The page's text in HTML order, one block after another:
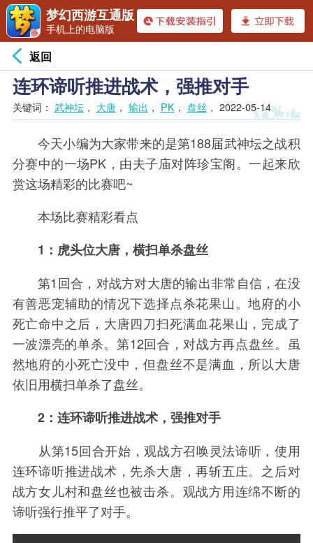
返回
连环谛听推进战术，强推对手
关键词： 武神坛， 大唐， 输出 ， PK ， 盘丝 ， 2022-05-14
今天小编为大家带来的是第188届武神坛之战积
分赛中的一场PK，由夫子庙对阵珍宝阁。一起来欣
赏这场精彩的比赛吧~
本场比赛精彩看点
1：虎头位大唐，横扫单杀盘丝
第1回合，对战方对大唐的输出非常自信，在没
有善恶宠辅助的情况下选择点杀花果山。地府的小
死亡命中之后，大唐四刀扫死满血花果山，完成了
一波漂亮的单杀。第12回合，对战方再点盘丝。虽
然地府的小死亡没中，但盘丝不是满血，所以大唐
依旧用横扫单杀了盘丝。
2：连环谛听推进战术，强推对手
从第15回合开始，观战方召唤灵法谛听，使用
连环谛听推进战术，先杀大唐，再斩五庄。之后对
战方女儿村和盘丝也被击杀。观战方用连绵不断的
谛听强行推平了对手。
梦幻西游互通版
手机上的电脑版